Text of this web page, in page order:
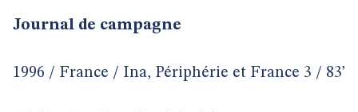
Journal de campagne
1996 / France / Ina, Périphérie et France 3 / 83’